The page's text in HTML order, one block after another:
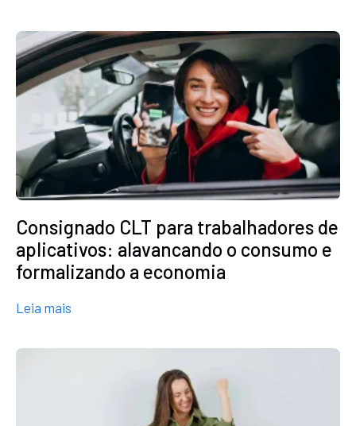
Consignado CLT para trabalhadores de
aplicativos: alavancando o consumo e
formalizando a economia
Leia mais